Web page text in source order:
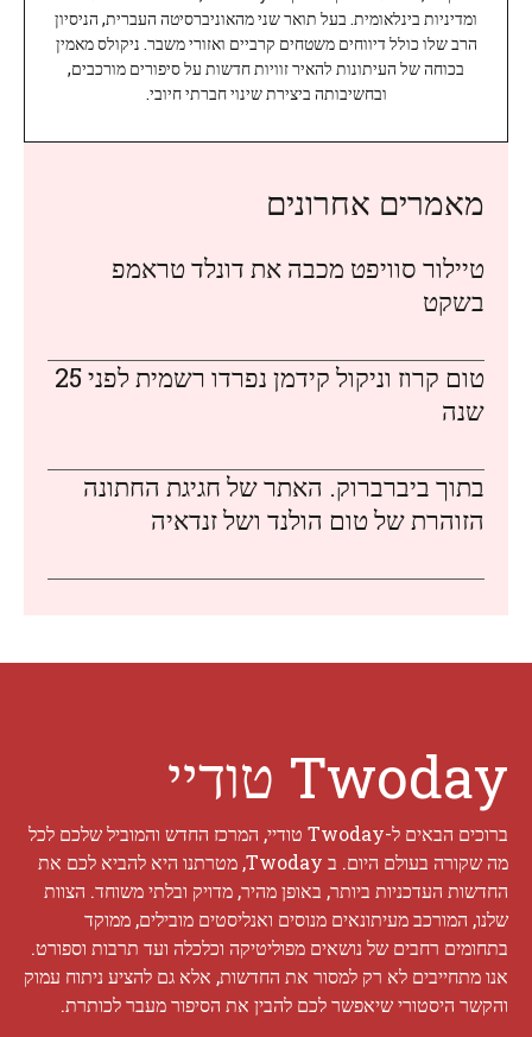
ומדיניות בינלאומית. בעל תואר שני מהאוניברסיטה העברית, הניסיון
הרב שלו כולל דיווחים משטחים קרביים ואזורי משבר. ניקולס מאמין
בכוחה של העיתונות להאיר זוויות חדשות על סיפורים מורכבים,
ובחשיבותה ביצירת שינוי חברתי חיובי.
מאמרים אחרונים
טיילור סוויפט מכבה את דונלד טראמפ
בשקט
טום קרוז וניקול קידמן נפרדו רשמית לפני 25
שנה
בתוך ביברברוק. האתר של חגיגת החתונה
הזוהרת של טום הולנד ושל זנדאיה
Twoday טודיי
ברוכים הבאים ל-Twoday טודיי, המרכז החדש והמוביל שלכם לכל
מה שקורה בעולם היום. ב Twoday, מטרתנו היא להביא לכם את
החדשות העדכניות ביותר, באופן מהיר, מדויק ובלתי משוחד. הצוות
שלנו, המורכב מעיתונאים מנוסים ואנליסטים מובילים, ממוקד
בתחומים רחבים של נושאים מפוליטיקה וכלכלה ועד תרבות וספורט.
אנו מתחייבים לא רק למסור את החדשות, אלא גם להציע ניתוח עמוק
והקשר היסטורי שיאפשר לכם להבין את הסיפור מעבר לכותרת.